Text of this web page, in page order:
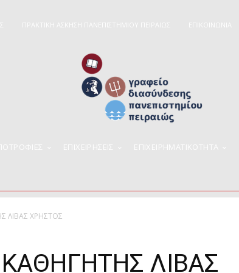
ΠΡΑΚΤΙΚΗ ΑΣΚΗΣΗ ΠΑΝΕΠΙΣΤΗΜΙΟΥ ΠΕΙΡΑΙΩΣ ΕΠΙΚΟΙΝΩΝΙΑ
ΕΠΙΧΕΙΡΉΣΕΙΣ ΕΠΙΧΕΙΡΗΜΑΤΙΚΌΤΗΤΑ
ΛΙΒΑΣ ΧΡΗΣΤΟΣ
ΛΙΒΑΣ